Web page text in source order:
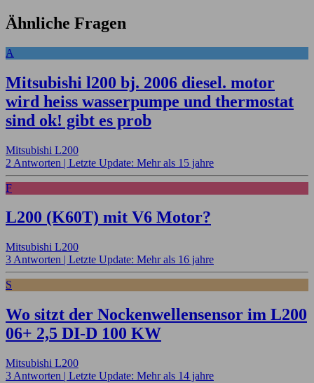
Ähnliche Fragen
A
Mitsubishi l200 bj. 2006 diesel. motor
wird heiss wasserpumpe und thermostat
sind ok! gibt es prob
Mitsubishi L200
2 Antworten | Letzte Update: Mehr als 15 jahre
F
L200 (K60T) mit V6 Motor?
Mitsubishi L200
3 Antworten | Letzte Update: Mehr als 16 jahre
S
Wo sitzt der Nockenwellensensor im L200
06+ 2,5 DI-D 100 KW
Mitsubishi L200
3 Antworten | Letzte Update: Mehr als 14 jahre